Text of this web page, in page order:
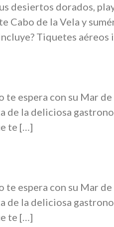
desiertos dorados,
Cabo de la Vela y
Tiquetes
espera con su Mar
la deliciosa
te […]
espera con su Mar
la deliciosa
te […]